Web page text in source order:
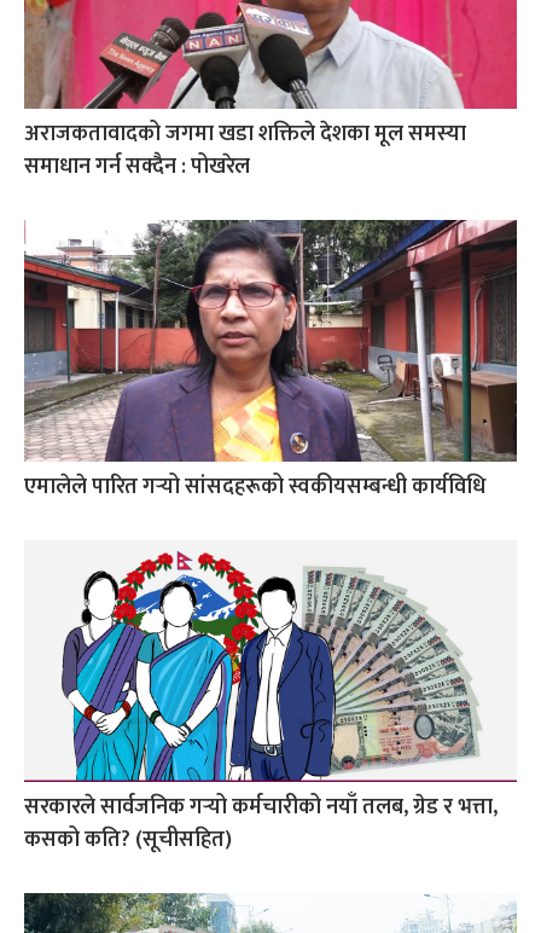
अराजकतावादको जगमा खडा शक्तिले देशका मूल समस्या
समाधान गर्न सक्दैन : पोखरेल
एमालेले पारित गर्‍यो सांसदहरूको स्वकीयसम्बन्धी कार्यविधि
सरकारले सार्वजनिक गर्‍यो कर्मचारीको नयाँ तलब, ग्रेड र भत्ता,
कसको कति? (सूचीसहित)